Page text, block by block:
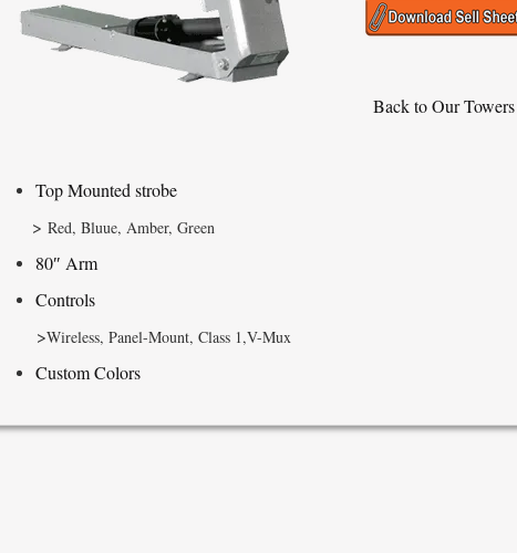
Top Mounted strobe
> Red, Bluue, Amber, Green
80″ Arm
Controls
>Wireless, Panel-Mount, Class 1,V-Mux
Custom Colors
Back to Our Towers